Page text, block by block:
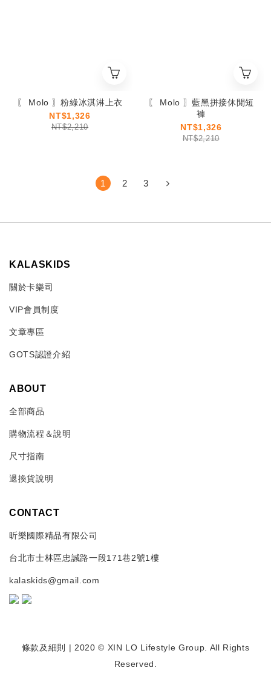
〖 Molo 〗粉綠冰淇淋上衣
NT$1,326
NT$2,210
〖 Molo 〗藍黑拼接休閒短
褲
NT$1,326
NT$2,210
1 2 3
KALASKIDS
關於卡樂司
VIP會員制度
文章專區
GOTS認證介紹
ABOUT
全部商品
購物流程＆說明
尺寸指南
退換貨說明
CONTACT
昕樂國際精品有限公司
台北市士林區忠誠路一段171巷2號1樓
kalaskids@gmail.com
條款及細則
| 2020 © XIN LO Lifestyle Group. All Rights
Reserved.